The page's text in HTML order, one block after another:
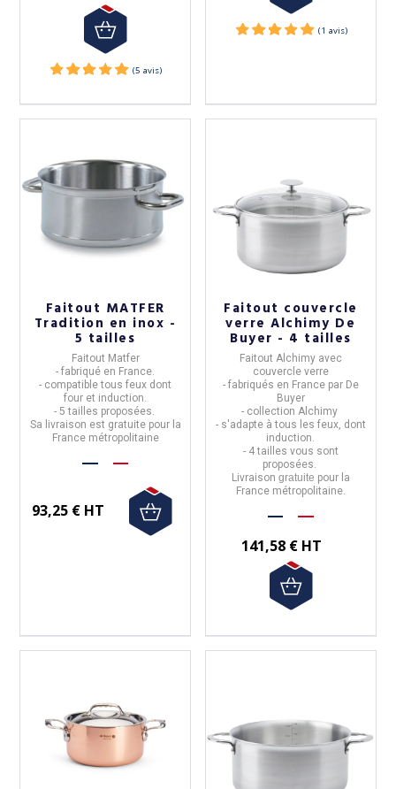
(2 avis)
Faitout MATFER
Tradition en inox -
5 tailles
Faitout Matfer
- fabriqué en France.
- compatible tous feux dont
four et induction.
- 5 tailles proposées.
Sa livraison est gratuite pour la
France métropolitaine
93,25 € HT
Faitout couvercle
verre Alchimy De
Buyer - 4 tailles
Faitout Alchimy avec
couvercle verre
- fabriqués en Francepar De
Buyer
- collection Alchimy
- s'adapte àtous les feux, dont
induction.
- 4 tailles vous sont
proposées.
Livraison gratuite pour la
France métropolitaine.
141,58 € HT